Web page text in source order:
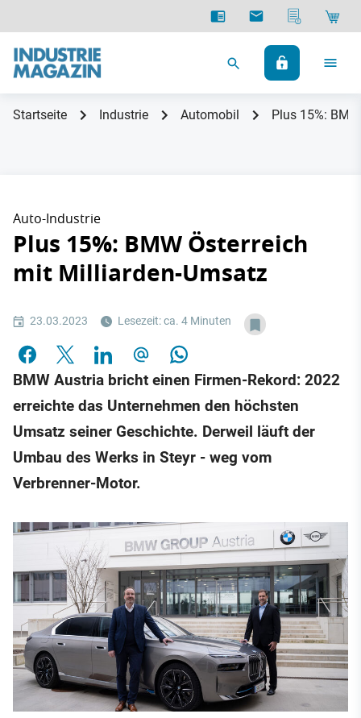
Startseite Industrie Automobil Plus 15%:
Auto-Industrie
Plus 15%: BMW Österreich
mit Milliarden-Umsatz
23.03.2023 Lesezeit: ca. 4 Minuten
BMW Austria bricht einen Firmen-Rekord: 2022
erreichte das Unternehmen den höchsten
Umsatz seiner Geschichte. Derweil läuft der
Umbau des Werks in Steyr - weg vom
Verbrenner-Motor.